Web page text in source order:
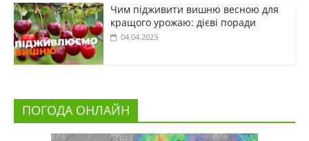
Чим підживити вишню весною для
кращого урожаю: дієві поради
04.04.2023
ПОГОДА ОНЛАЙН